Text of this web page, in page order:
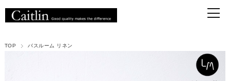
TOP バスルーム リネン